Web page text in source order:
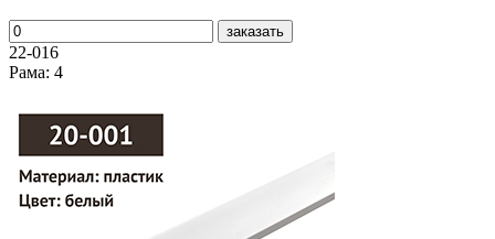
заказать
22-016
Рама: 4